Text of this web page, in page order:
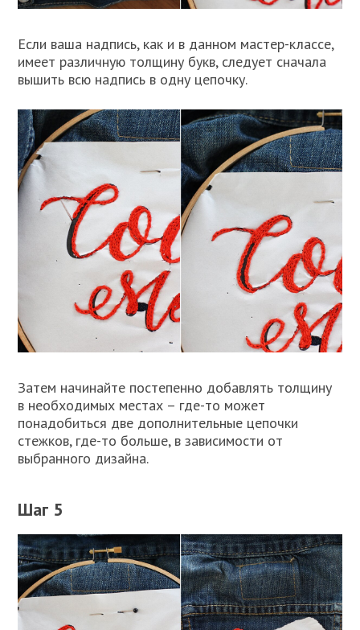
Если ваша надпись, как и в данном мастер-классе,
имеет различную толщину букв, следует сначала
вышить всю надпись в одну цепочку.
Затем начинайте постепенно добавлять толщину
в необходимых местах – где-то может
понадобиться две дополнительные цепочки
стежков, где-то больше, в зависимости от
выбранного дизайна.
Шаг 5